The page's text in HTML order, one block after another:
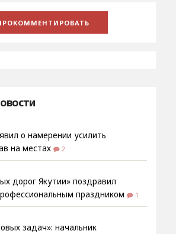
о намерении усилить
на местах
2
дорог Якутии» поздравил
праздником
1
задач»: начальник